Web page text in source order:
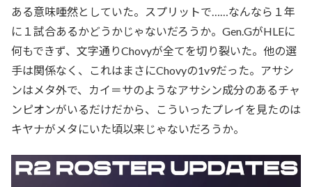
ある意味唖然としていた。スプリットで……なんなら１年
に１試合あるかどうかじゃないだろうか。Gen.GがHLEに
何もできず、文字通りChovyが全てを切り裂いた。他の選
手は関係なく、これはまさにChovyの1v9だった。アサシ
ンはメタ外で、カイ＝サのようなアサシン成分のあるチャ
ンピオンがいるだけだから、こういったプレイを見たのは
キヤナがメタにいた頃以来じゃないだろうか。